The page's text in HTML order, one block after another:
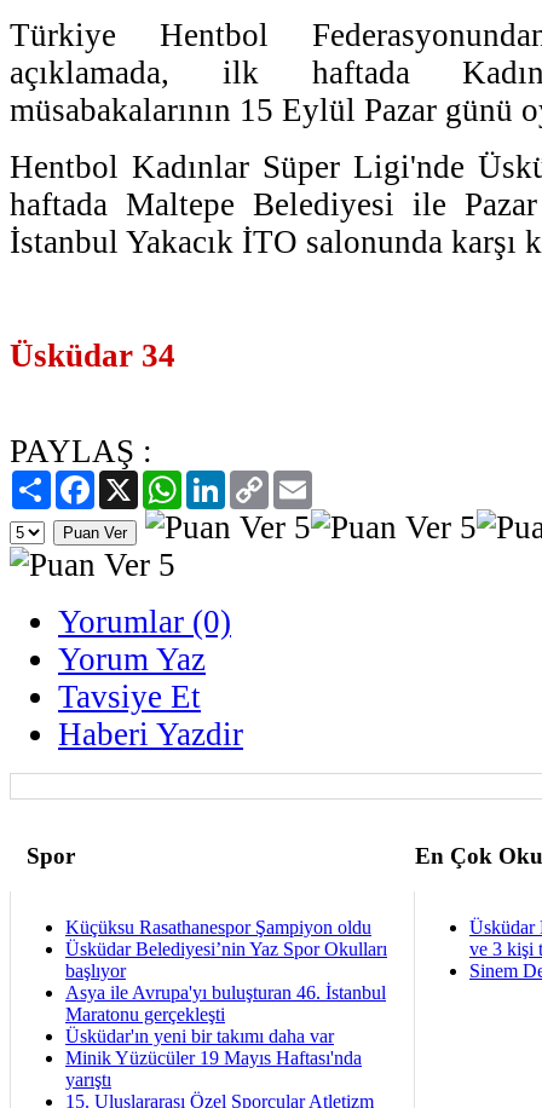
Türkiye Hentbol
açıklamada, ilk haftada
müsabakalarının 15 Eylül Pazar günü
Hentbol Kadınlar Süper Ligi'nde
haftada Maltepe Belediyesi ile
İstanbul Yakacık İTO salonunda karşı
Üsküdar 34
PAYLAŞ :
PaylaşFacebook
X WhatsAppLinkedIn
Copy
Link
Yorumlar (0)
Yorum Yaz
Tavsiye Et
Haberi Yazdir
Spor En Çok
Küçüksu Rasathanespor Şampiyon oldu
Üsküdar Belediyesi’nin Yaz Spor Okulları
başlıyor
Asya ile Avrupa'yı buluşturan 46. İstanbul
Maratonu gerçekleşti
Üsküdar'ın yeni bir takımı daha var
Minik Yüzücüler 19 Mayıs Haftası'nda
yarıştı
15. Uluslararası Özel Sporcular Atletizm
Üsküdar
ve 3 kişi
Sinem